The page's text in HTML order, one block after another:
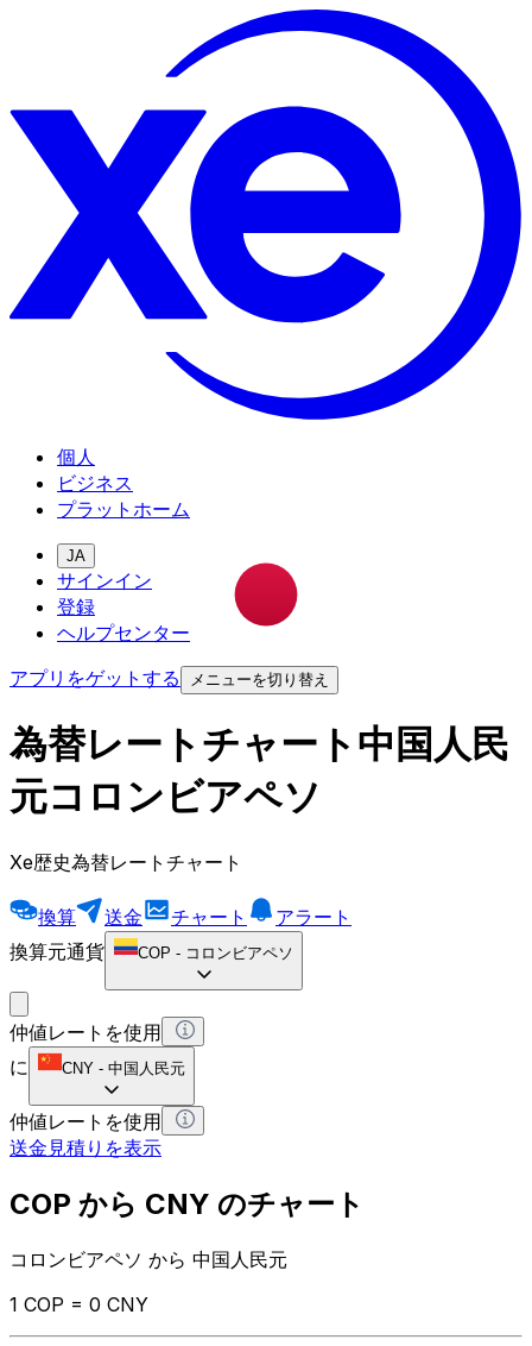
個人
ビジネス
プラットホーム
JA
サインイン
登録
ヘルプセンター
アプリをゲットする
メニューを切り替え
為替レートチャート中国人民
元コロンビアペソ
Xe歴史為替レートチャート
換算 送金 チャート
アラート
換算元通貨
COP - コロンビアペソ
仲値レートを使用
に
CNY - 中国人民元
仲値レートを使用
送金見積りを表示
COP から CNY のチャート
コロンビアペソ から 中国人民元
1 COP = 0 CNY